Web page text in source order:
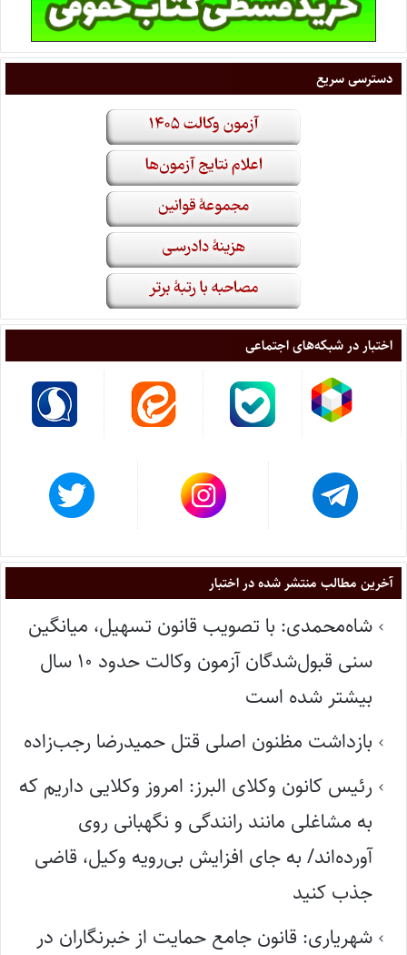
دسترسی سریع
اختبار در شبکه‌های اجتماعی
آخرین مطالب منتشر شده در اختبار
شاه‌محمدی: با تصویب قانون تسهیل، میانگین
سنی قبول‌شدگان آزمون وکالت حدود ۱۰ سال
بیشتر شده است
بازداشت مظنون اصلی قتل حمیدرضا رجب‌زاده
رئیس کانون وکلای البرز: امروز وکلایی داریم که
به مشاغلی مانند رانندگی و نگهبانی روی
آورده‌اند/ به جای افزایش بی‌رویه وکیل، قاضی
جذب کنید
شهریاری: قانون جامع حمایت از خبرنگاران در